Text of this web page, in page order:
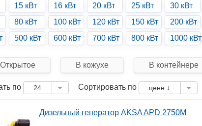
15 кВт 16 кВт 20 кВт 25 кВт 30 кВт
80 кВт 100 кВт 120 кВт 150 кВт 200 кВт
500 кВт 600 кВт 700 кВт 800 кВт 1000 кВт
Открытое В кожухе В контейнере
по 24 Сортировать по цене ↓
Дизельный генератор AKSA APD 2750M